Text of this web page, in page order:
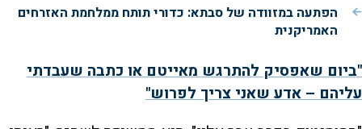
הפתעה במזוודה של סבתא: כדורי תותח ממלחמת האזרחים
האמריקנית
"ביום שאפסיק להתרגש מאייטם או כתבה שעבדתי
עליהם – אדע שאני צריך לפרוש"